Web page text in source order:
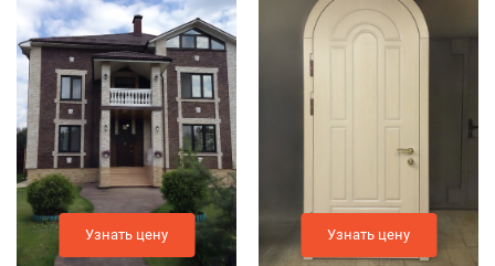
Узнать цену Узнать цену